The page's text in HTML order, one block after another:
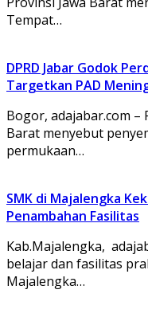
Tempat…
DPRD Jabar Godok
Targetkan PAD
Bogor, adajabar.com –
Barat menyebut
permukaan…
SMK di Majalengka
Penambahan Fasilitas
Kab.Majalengka,
belajar dan fasilitas
Majalengka…